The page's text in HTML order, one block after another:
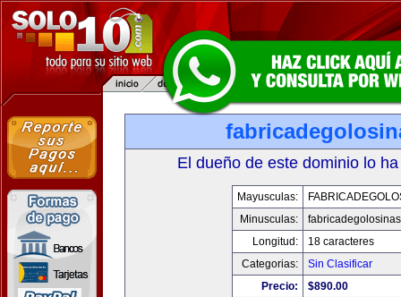
El dueño de este dominio lo
Mayusculas:
Minusculas:
Longitud:
18 caracteres
Categorias:
Sin Clasificar
Precio:
$890.00